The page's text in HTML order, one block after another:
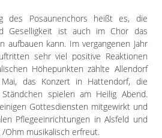
des Posaunenchors heißt es, die
Geselligkeit ist auch im Chor das
aufbauen kann. Im vergangenen Jahr
sehr viel positive Reaktionen
Höhepunkten zählte Allendorf
das Konzert in Hattendorf, die
spielen am Heilig Abend.
Gottesdiensten mitgewirkt und
Pflegeeinrichtungen in Alsfeld und
Ohm musikalisch erfreut.